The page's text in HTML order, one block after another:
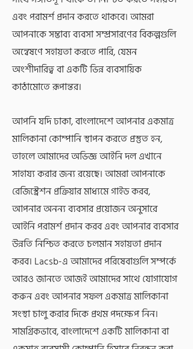
এবং পরামর্শ প্রদান করতে থাকবে। আমরা
আপনাকে সম্ভাব্য ব্যবসা সম্প্রসারণের বিকল্পগুলি
অন্বেষণে সহায়তা করতে পারি, যেমন
অংশীদারিত্ব বা একটি ভিন্ন ব্যবসায়িক
কাঠামোতে রূপান্তর।
আপনি যদি ঢাকা, বাংলাদেশে আপনার একমাত্র
মালিকানা কোম্পানি স্থাপন করতে প্রস্তুত হন,
তাহলে আমাদের অভিজ্ঞ আইনি দল এখানে
সাহায্য করার জন্য রয়েছে। আমরা আপনাকে
রেজিস্ট্রেশন প্রক্রিয়ার মাধ্যমে গাইড করব,
আপনার অনন্য ব্যবসার প্রয়োজন অনুসারে
আইনি পরামর্শ প্রদান করব এবং আপনার ব্যবসার
উন্নতি নিশ্চিত করতে চলমান সহায়তা প্রদান
করব। Lacsb-এ আমাদের পরিষেবাগুলি সম্পর্কে
আরও জানতে আজই আমাদের সাথে যোগাযোগ
করুন এবং আপনার সফল একমাত্র মালিকানা
সংস্থা চালু করার দিকে প্রথম পদক্ষেপ নিন।
সামগ্রিকভাবে, বাংলাদেশে একটি মালিকানা বা